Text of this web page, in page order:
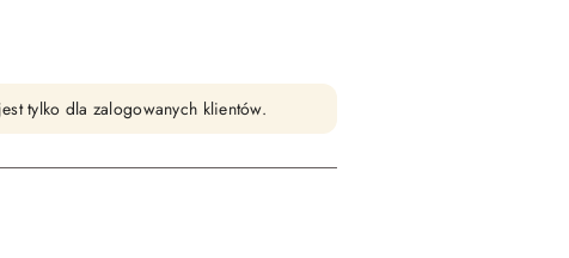
tylko dla zalogowanych klientów.